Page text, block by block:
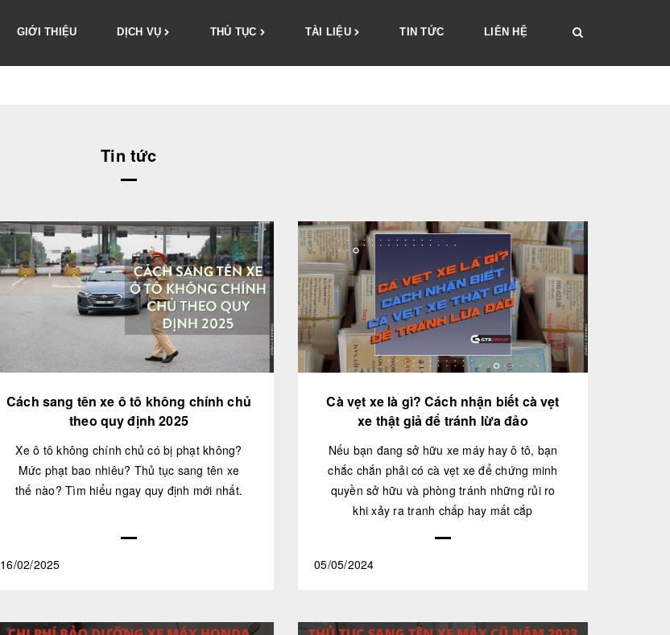
GIỚI THIỆU DỊCH VỤ THỦ TỤC TÀI LIỆU TIN TỨC LIÊN HỆ
Tin tức
Cách sang tên xe ô tô không chính chủ
theo quy định 2025
Xe ô tô không chính chủ có bị phạt không?
Mức phạt bao nhiêu? Thủ tục sang tên xe
thế nào? Tìm hiểu ngay quy định mới nhất.
16/02/2025
Cà vẹt xe là gì? Cách nhận biết cà vẹt
xe thật giả để tránh lừa đảo
Nếu bạn đang sở hữu xe máy hay ô tô, bạn
chắc chắn phải có cà vẹt xe để chứng minh
quyền sở hữu và phòng tránh những rủi ro
khi xảy ra tranh chấp hay mất cắp
05/05/2024